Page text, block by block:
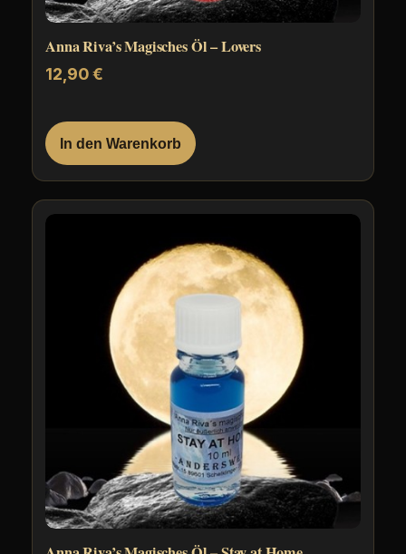
Anna Riva’s Magisches Öl – Lovers
12,90€
In den Warenkorb